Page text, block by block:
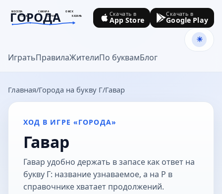
МОСКВА САМАРА
ОМСК
ТУЛА
СОЧИ КАЗАНЬ
ГОРОДА
goroda-na.ru
ИгратьПравилаЖителиПо буквамБлог
Скачать в
App Store
Скачать в
Google Play
Главная Города на букву Г Гавар
ХОД В ИГРЕ «ГОРОДА»
Гавар
Гавар удобно держать в запасе как ответ на
букву Г: название узнаваемое, а на Р в
справочнике хватает продолжений.